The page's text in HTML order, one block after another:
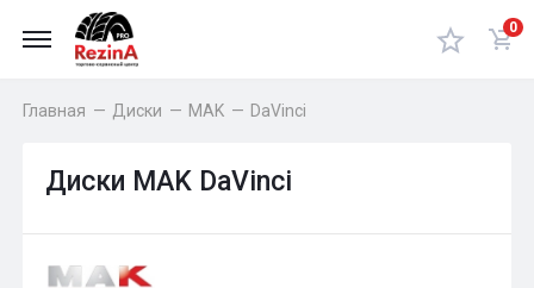
0
Главная — Диски — MAK — DaVinci
Диски MAK DaVinci